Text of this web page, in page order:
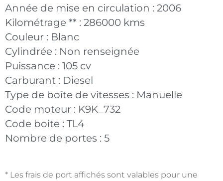
Année de mise en circulation : 2006
Kilométrage ** : 286000 kms
Couleur : Blanc
Cylindrée : Non renseignée
Puissance : 105 cv
Carburant : Diesel
Type de boîte de vitesses : Manuelle
Code moteur : K9K_732
Code boite : TL4
Nombre de portes : 5
* Les frais de port affichés sont valables pour une